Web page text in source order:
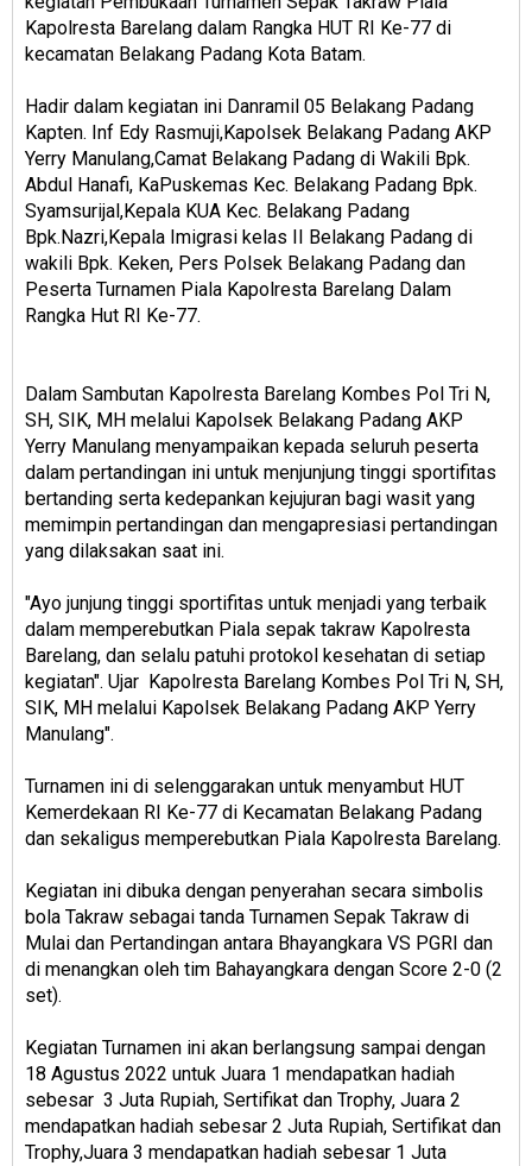
Kapolresta Barelang dalam Rangka HUT RI Ke-77 di
kecamatan Belakang Padang Kota Batam.
Hadir dalam kegiatan ini Danramil 05 Belakang Padang
Kapten. Inf Edy Rasmuji,Kapolsek Belakang Padang AKP
Yerry Manulang,Camat Belakang Padang di Wakili Bpk.
Abdul Hanafi, KaPuskemas Kec. Belakang Padang Bpk.
Syamsurijal,Kepala KUA Kec. Belakang Padang
Bpk.Nazri,Kepala Imigrasi kelas II Belakang Padang di
wakili Bpk. Keken, Pers Polsek Belakang Padang dan
Peserta Turnamen Piala Kapolresta Barelang Dalam
Rangka Hut RI Ke-77.
Dalam Sambutan Kapolresta Barelang Kombes Pol Tri N,
SH, SIK, MH melalui Kapolsek Belakang Padang AKP
Yerry Manulang menyampaikan kepada seluruh peserta
dalam pertandingan ini untuk menjunjung tinggi sportifitas
bertanding serta kedepankan kejujuran bagi wasit yang
memimpin pertandingan dan mengapresiasi pertandingan
yang dilaksakan saat ini.
"Ayo junjung tinggi sportifitas untuk menjadi yang terbaik
dalam memperebutkan Piala sepak takraw Kapolresta
Barelang, dan selalu patuhi protokol kesehatan di setiap
kegiatan". Ujar Kapolresta Barelang Kombes Pol Tri N, SH,
SIK, MH melalui Kapolsek Belakang Padang AKP Yerry
Manulang".
Turnamen ini di selenggarakan untuk menyambut HUT
Kemerdekaan RI Ke-77 di Kecamatan Belakang Padang
dan sekaligus memperebutkan Piala Kapolresta Barelang.
Kegiatan ini dibuka dengan penyerahan secara simbolis
bola Takraw sebagai tanda Turnamen Sepak Takraw di
Mulai dan Pertandingan antara Bhayangkara VS PGRI dan
di menangkan oleh tim Bahayangkara dengan Score 2-0 (2
set).
Kegiatan Turnamen ini akan berlangsung sampai dengan
18 Agustus 2022 untuk Juara 1 mendapatkan hadiah
sebesar 3 Juta Rupiah, Sertifikat dan Trophy, Juara 2
mendapatkan hadiah sebesar 2 Juta Rupiah, Sertifikat dan
Trophy,Juara 3 mendapatkan hadiah sebesar 1 Juta